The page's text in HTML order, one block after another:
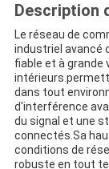
Description
Le réseau de
industriel avancé
fiable et à grande
dans tout
d'interférence
du signal et une
connectés.Sa
conditions de
robuste en tout